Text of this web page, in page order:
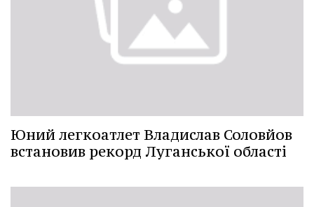
Юний легкоатлет Владислав Соловйов
встановив рекорд Луганської області